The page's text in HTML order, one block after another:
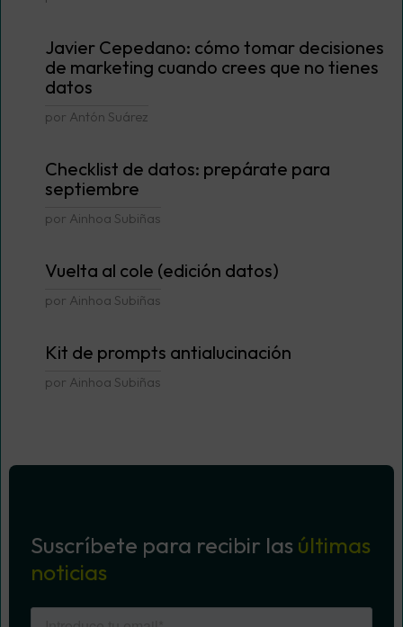
Javier Cepedano: cómo tomar decisiones
de marketing cuando crees que no tienes
datos
por Antón Suárez
Checklist de datos: prepárate para
septiembre
por Ainhoa Subiñas
Vuelta al cole (edición datos)
por Ainhoa Subiñas
Kit de prompts antialucinación
por Ainhoa Subiñas
Suscríbete para recibir las últimas
noticias